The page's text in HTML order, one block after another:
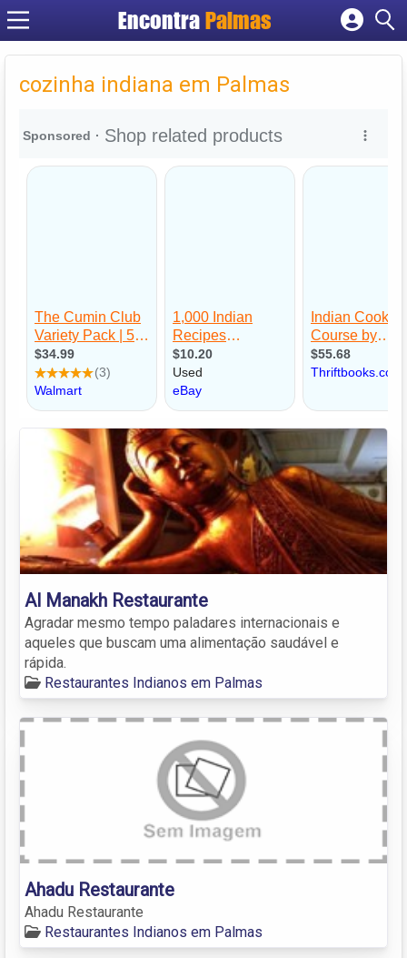
Encontra Palmas
Cadastrar empresa
Criar conta
cozinha indiana em Palmas
Al Manakh Restaurante
Agradar mesmo tempo paladares internacionais e
aqueles que buscam uma alimentação saudável e
rápida.
Restaurantes Indianos em Palmas
Ahadu Restaurante
Ahadu Restaurante
Restaurantes Indianos em Palmas